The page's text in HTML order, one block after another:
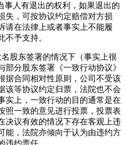
事人有退出的权利，如果退出的
失，可按协议约定赔偿对方损
请在法律上或者事实上不能履
不予支持。
股东签署的情况下（事实上很
分股东签署《一致行动协议》
据合同相对性原则，公司不受该
该等协议约定归票，法院也不会
实上，一致行动的目的通常是在
照一致的意见进行投票，投票表
决议有效的情况下存在客观上违
能，法院亦倾向于认为由违约方